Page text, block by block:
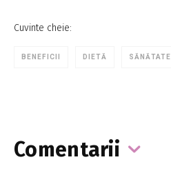
Cuvinte cheie:
BENEFICII DIETĂ SĂNĂTATE
Comentarii